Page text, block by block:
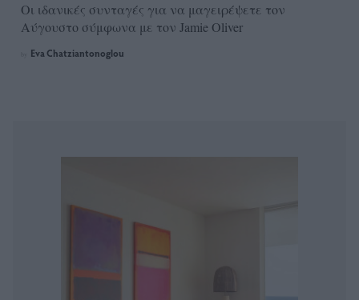
Οι ιδανικές συνταγές για να μαγειρέψετε τον
Αύγουστο σύμφωνα με τον Jamie Oliver
Eva Chatziantonoglou